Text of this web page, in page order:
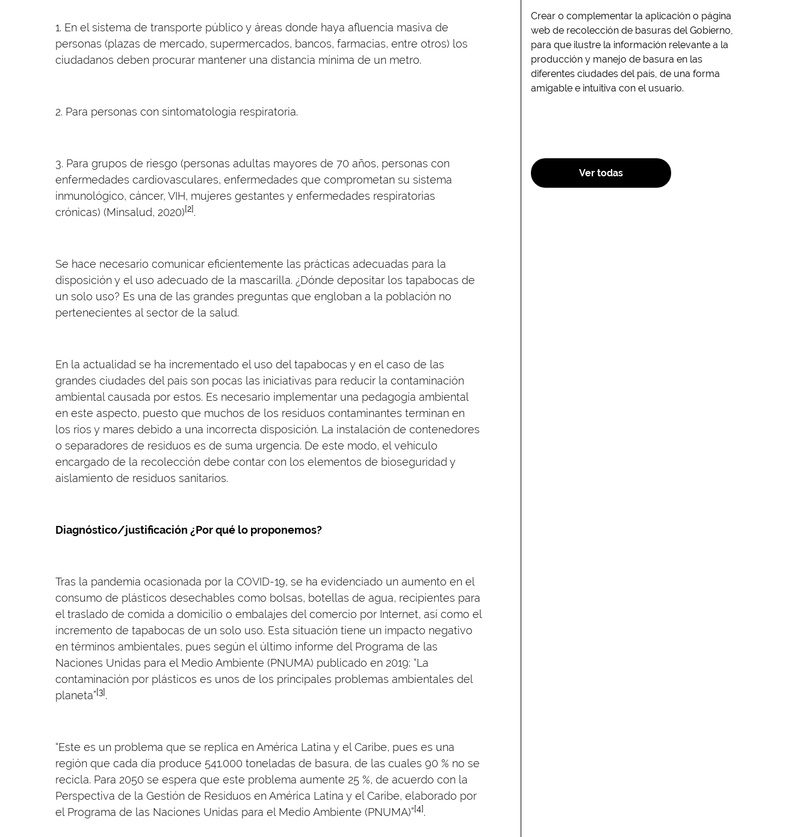
1. En el sistema de transporte público y áreas donde haya afluencia masiva de
personas (plazas de mercado, supermercados, bancos, farmacias, entre otros) los
ciudadanos deben procurar mantener una distancia mínima de un metro.
2. Para personas con sintomatología respiratoria.
3. Para grupos de riesgo (personas adultas mayores de 70 años, personas con
enfermedades cardiovasculares, enfermedades que comprometan su sistema
inmunológico, cáncer, VIH, mujeres gestantes y enfermedades respiratorias
crónicas) (Minsalud, 2020)[2].
Se hace necesario comunicar eficientemente las prácticas adecuadas para la
disposición y el uso adecuado de la mascarilla. ¿Dónde depositar los tapabocas de
un solo uso? Es una de las grandes preguntas que engloban a la población no
pertenecientes al sector de la salud.
En la actualidad se ha incrementado el uso del tapabocas y en el caso de las
grandes ciudades del país son pocas las iniciativas para reducir la contaminación
ambiental causada por estos. Es necesario implementar una pedagogía ambiental
en este aspecto, puesto que muchos de los residuos contaminantes terminan en
los ríos y mares debido a una incorrecta disposición. La instalación de contenedores
o separadores de residuos es de suma urgencia. De este modo, el vehículo
encargado de la recolección debe contar con los elementos de bioseguridad y
aislamiento de residuos sanitarios.
Diagnóstico/justificación ¿Por qué lo proponemos?
Tras la pandemia ocasionada por la COVID-19, se ha evidenciado un aumento en el
consumo de plásticos desechables como bolsas, botellas de agua, recipientes para
el traslado de comida a domicilio o embalajes del comercio por Internet, así como el
incremento de tapabocas de un solo uso. Esta situación tiene un impacto negativo
en términos ambientales, pues según el último informe del Programa de las
Naciones Unidas para el Medio Ambiente (PNUMA) publicado en 2019: “La
contaminación por plásticos es unos de los principales problemas ambientales del
planeta”[3].
“Este es un problema que se replica en América Latina y el Caribe, pues es una
región que cada día produce 541.000 toneladas de basura, de las cuales 90 % no se
recicla. Para 2050 se espera que este problema aumente 25 %, de acuerdo con la
Perspectiva de la Gestión de Residuos en América Latina y el Caribe, elaborado por
el Programa de las Naciones Unidas para el Medio Ambiente (PNUMA)”[4].
Crear o complementar la aplicación o página
web de recolección de basuras del Gobierno,
para que ilustre la información relevante a la
producción y manejo de basura en las
diferentes ciudades del país, de una forma
amigable e intuitiva con el usuario.
Ver todas